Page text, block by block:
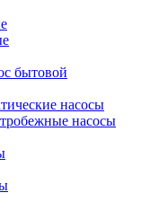
бытовой
насосы
насосы